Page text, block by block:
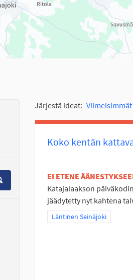
Järjestä ideat: Viimeisimmät
Koko kentän
EI ETENE
Katajalaakson
jäädytetty nyt kahtena
Rajaa tulokset teeman
Läntinen Seinäjoki